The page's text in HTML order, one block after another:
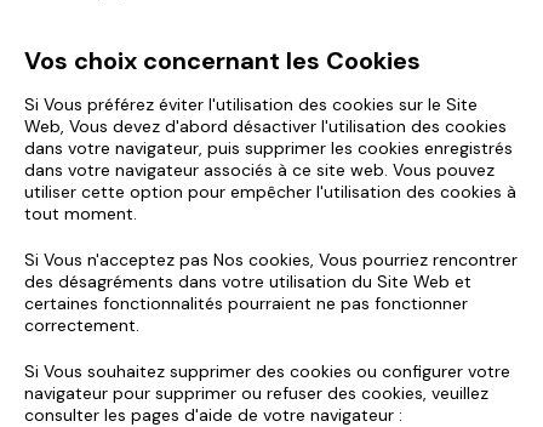
Vos choix concernant les Cookies
Si Vous préférez éviter l'utilisation des cookies sur le Site
Web, Vous devez d'abord désactiver l'utilisation des cookies
dans votre navigateur, puis supprimer les cookies enregistrés
dans votre navigateur associés à ce site web. Vous pouvez
utiliser cette option pour empêcher l'utilisation des cookies à
tout moment.
Si Vous n'acceptez pas Nos cookies, Vous pourriez rencontrer
des désagréments dans votre utilisation du Site Web et
certaines fonctionnalités pourraient ne pas fonctionner
correctement.
Si Vous souhaitez supprimer des cookies ou configurer votre
navigateur pour supprimer ou refuser des cookies, veuillez
consulter les pages d'aide de votre navigateur :